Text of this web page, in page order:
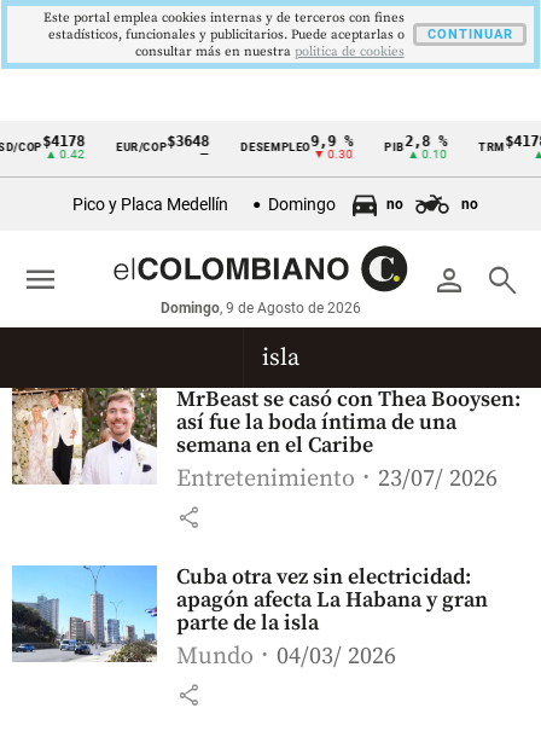
Cintillo
económicos
Colombia
COP$4178
▲ 0.42
EUR/COP$3648
—
DESEMPLEO9,9 %
▼ 0.30
PIB 2,8 %
▲ 0.10
TRM
▲
Pico y Placa Medellín Domingo no no
person search
Domingo, 9 de Agosto de 2026
menu
isla
MrBeast se casó con Thea Booysen:
así fue la boda íntima de una
semana en el Caribe
Entretenimiento 23/07/ 2026
share
Cuba otra vez sin electricidad:
apagón afecta La Habana y gran
parte de la isla
Mundo 04/03/ 2026
share
Este portal emplea cookies internas y de terceros con fines
estadísticos, funcionales y publicitarios. Puede aceptarlas o
consultar más en nuestra politica de cookies
CONTINUAR